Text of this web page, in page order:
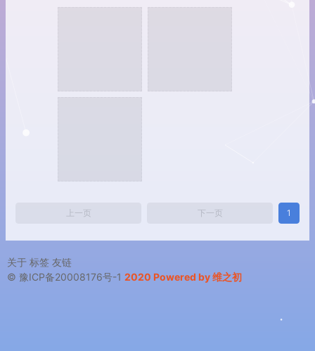
上一页 下一页 1
关于 标签 友链
© 豫ICP备20008176号-1 2020 Powered by 维之初